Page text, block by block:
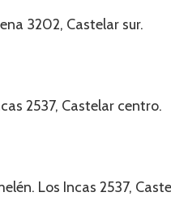
3202, Castelar sur.
2537, Castelar centro.
Los Incas 2537,